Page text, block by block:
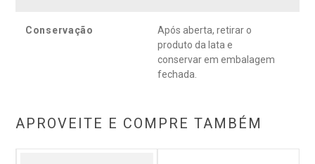
Conservação
Após aberta, retirar o
produto da lata e
conservar em embalagem
fechada.
APROVEITE E COMPRE TAMBÉM